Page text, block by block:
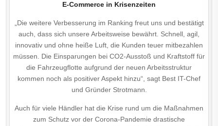
E-Commerce in Krisenzeiten
„Die weitere Verbesserung im Ranking freut uns und bestätigt
auch, dass sich unsere Arbeitsweise bewährt. Schnell, agil,
innovativ und ohne heiße Luft, die Kunden teuer mitbezahlen
müssen. Die Einsparungen bei CO2-Ausstoß und Kraftstoff für
die Fahrzeugflotte aufgrund der neuen Arbeitsstruktur
kommen noch als positiver Aspekt hinzu“, sagt Best IT-Chef
und Gründer Strotmann.
Auch für viele Händler hat die Krise rund um die Maßnahmen
zum Schutz vor der Corona-Pandemie drastische